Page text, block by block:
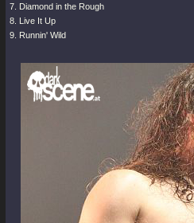
7. Diamond in the Rough
8. Live It Up
9. Runnin' Wild